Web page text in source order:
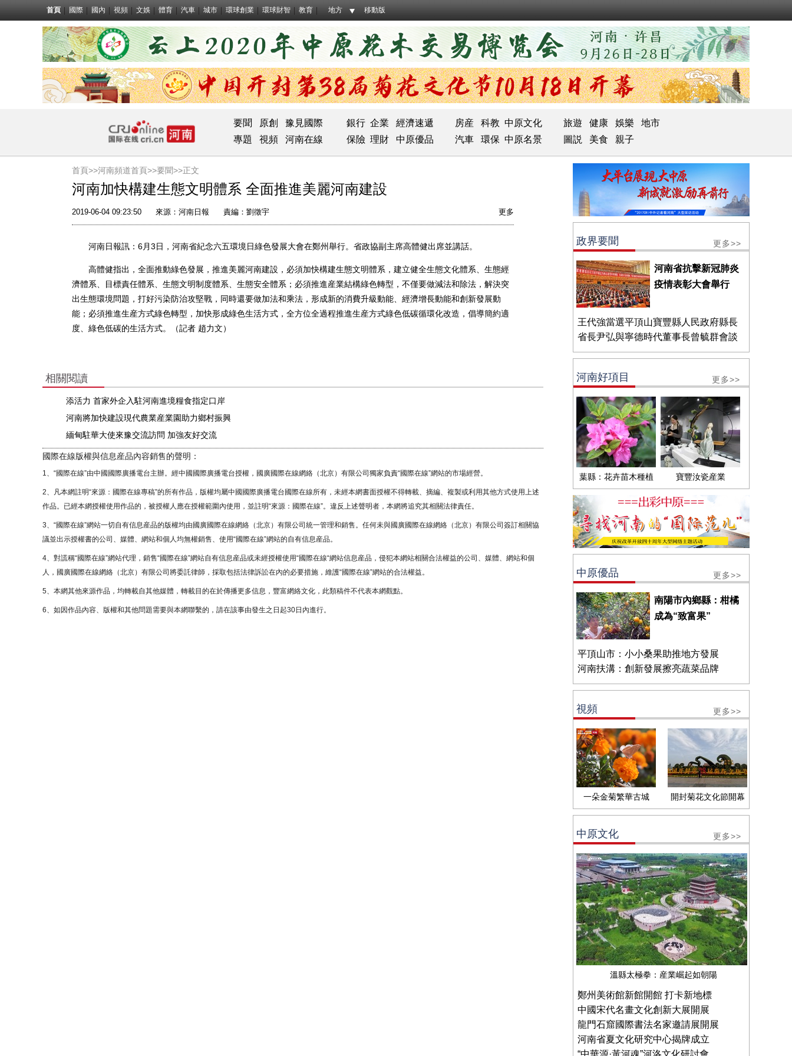
首頁 國際 國內 視頻 文娛 體育 汽車 城市 環球創業 環球財智 教育 地方 移動版
要聞 原創 豫見國際 銀行 企業 經濟速遞 房産 科教 中原文化 旅遊 健康 娛樂
地市
專題
視頻 河南在線 保險 理財 中原優品 汽車 環保 中原名景 圖説 美食 親子
首頁>>河南頻道首頁>>要聞>>正文
河南加快構建生態文明體系 全面推進美麗河南建設
2019-06-04 09:23:50 來源： 河南日報 責編：劉徵宇 更多
河南日報訊：6月3日，河南省紀念六五環境日綠色發展大會在鄭州舉行。省政協副主席高體健出席並講話。
高體健指出，全面推動綠色發展，推進美麗河南建設，必須加快構建生態文明體系，建立健全生態文化體系、生態經
濟體系、目標責任體系、生態文明制度體系、生態安全體系；必須推進産業結構綠色轉型，不僅要做減法和除法，解決突
出生態環境問題，打好污染防治攻堅戰，同時還要做加法和乘法，形成新的消費升級動能、經濟增長動能和創新發展動
能；必須推進生産方式綠色轉型，加快形成綠色生活方式，全方位全過程推進生産方式綠色低碳循環化改造，倡導簡約適
度、綠色低碳的生活方式。（記者 趙力文）
相關閱讀
添活力 首家外企入駐河南進境糧食指定口岸
河南將加快建設現代農業産業園助力鄉村振興
緬甸駐華大使來豫交流訪問 加強友好交流
國際在線版權與信息産品內容銷售的聲明：
1、“國際在線”由中國國際廣播電台主辦。經中國國際廣播電台授權，國廣國際在線網絡（北京）有限公司獨家負責“國際在線”網站的市場經營。
2、凡本網註明“來源：國際在線專稿”的所有作品，版權均屬中國國際廣播電台國際在線所有，未經本網書面授權不得轉載、摘編、複製或利用其他方式使用上述
作品。已經本網授權使用作品的，被授權人應在授權範圍內使用，並註明“來源：國際在線”。違反上述聲明者，本網將追究其相關法律責任。
3、“國際在線”網站一切自有信息産品的版權均由國廣國際在線網絡（北京）有限公司統一管理和銷售。任何未與國廣國際在線網絡（北京）有限公司簽訂相關協
議並出示授權書的公司、媒體、網站和個人均無權銷售、使用“國際在線”網站的自有信息産品。
4、對謊稱“國際在線”網站代理，銷售“國際在線”網站自有信息産品或未經授權使用“國際在線“網站信息産品，侵犯本網站相關合法權益的公司、媒體、網站和個
人，國廣國際在線網絡（北京）有限公司將委託律師，採取包括法律訴訟在內的必要措施，維護“國際在線”網站的合法權益。
5、本網其他來源作品，均轉載自其他媒體，轉載目的在於傳播更多信息，豐富網絡文化，此類稿件不代表本網觀點。
6、如因作品內容、版權和其他問題需要與本網聯繫的，請在該事由發生之日起30日內進行。
政界要聞 更多>>
河南省抗擊新冠肺炎
疫情表彰大會舉行
王代強當選平頂山寶豐縣人民政府縣長
省長尹弘與寧德時代董事長曾毓群會談
河南好項目 更多>>
葉縣：花卉苗木種植 寶豐汝瓷産業
中原優品 更多>>
南陽市內鄉縣：柑橘
成為“致富果”
平頂山市：小小桑果助推地方發展
河南扶溝：創新發展擦亮蔬菜品牌
視頻 更多>>
一朵金菊繁華古城 開封菊花文化節開幕
中原文化 更多>>
溫縣太極拳：産業崛起如朝陽
鄭州美術館新館開館 打卡新地標
中國宋代名畫文化創新大展開展
龍門石窟國際書法名家邀請展開展
河南省夏文化研究中心揭牌成立
“中華源·黃河魂”河洛文化研討會